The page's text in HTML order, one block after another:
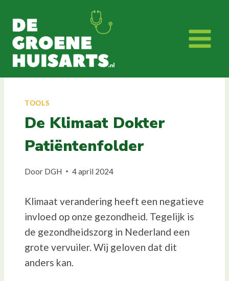
naar
inhoud
TOOLS
De Klimaat Dokter
Patiëntenfolder
Door DGH 4 april 2024
Klimaat verandering heeft een negatieve
invloed op onze gezondheid. Tegelijk is
de gezondheidszorg in Nederland een
grote vervuiler. Wij geloven dat dit
anders kan.